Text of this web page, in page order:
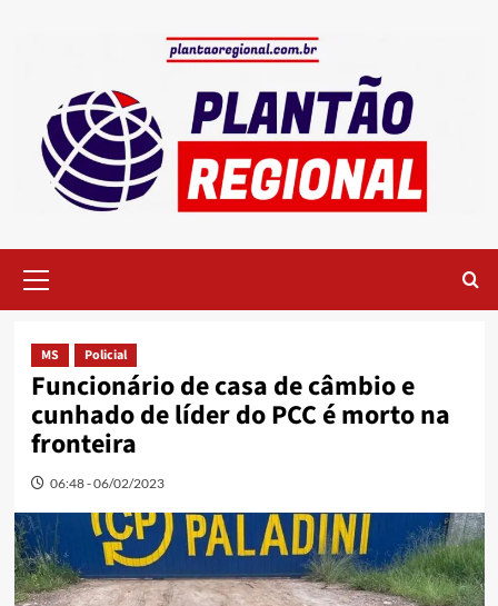
Menu
MS Policial
Funcionário de casa de câmbio e
cunhado de líder do PCC é morto na
fronteira
06:48 - 06/02/2023